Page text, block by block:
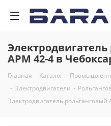
APM 42-4 в
Главная - Каталог -
- Электродвигатели -
Электродвигатель рольганговый